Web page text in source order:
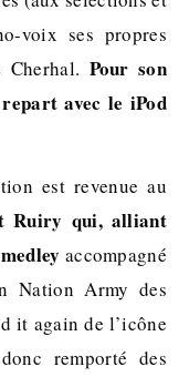
voix ses propres
Cherhal. Pour son
avec le iPod
est revenue au
Ruiry qui, alliant
accompagné
Nation Army des
it again de l’icône
remporté des